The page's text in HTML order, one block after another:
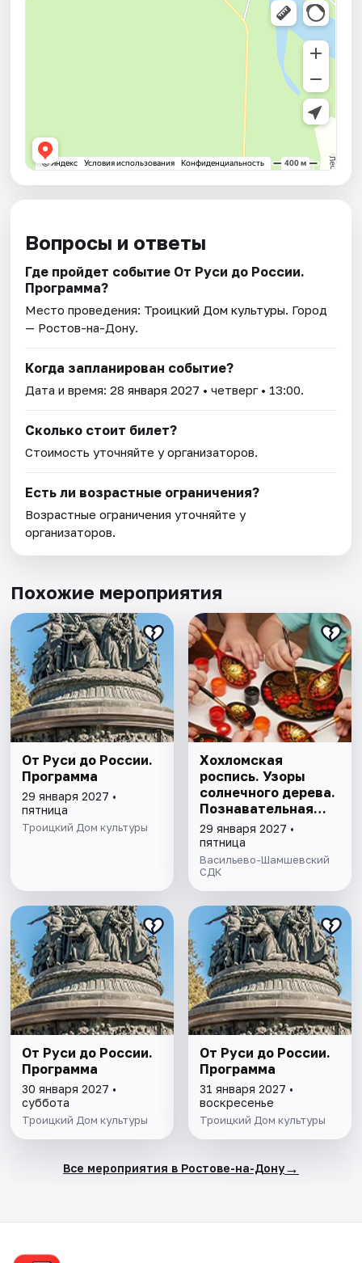
Вопросы и ответы
Где пройдет событие От Руси до России.
Программа?
Место проведения: Троицкий Дом культуры. Город
— Ростов-на-Дону.
Когда запланирован событие?
Дата и время:28 января 2027 • четверг • 13:00.
Сколько стоит билет?
Стоимость уточняйте у организаторов.
Есть ли возрастные ограничения?
Возрастные ограничения уточняйте у
организаторов.
Похожие мероприятия
От Руси до России.
Программа
29 января 2027 •
пятница
Троицкий Дом культуры
Хохломская
роспись. Узоры
солнечного дерева.
Познавательная
программа
29 января 2027 •
пятница
Васильево-Шамшевский
СДК
От Руси до России.
Программа
30 января 2027 •
суббота
Троицкий Дом культуры
От Руси до России.
Программа
31 января 2027 •
воскресенье
Троицкий Дом культуры
Все мероприятия в Ростове-на-Дону→